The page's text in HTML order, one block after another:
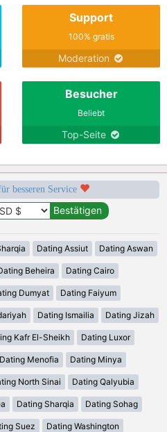
Support
100% gratis
Moderation
Besucher
Beliebt
Top-Seite
besseren Service
Dating Assiut Dating Aswan
Beheira Dating Cairo
Dumyat Dating Faiyum
Dating Ismailia Dating Jizah
Kafr El-Sheikh Dating Luxor
Dating Menofia Dating Minya
North Sinai Dating Qalyubia
Dating Sharqia Dating Sohag
Suez Dating Washington